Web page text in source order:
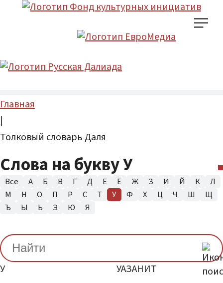
Главная
|
Толковый словарь Даля
Слова на букву У
Все А Б В Г Д Е Ё Ж З И Й К
Л
М
Н О П Р С Т У Ф Х Ц Ч Ш
Щ
Ъ
Ы Ь Э Ю Я
У
УАЗАНИТ